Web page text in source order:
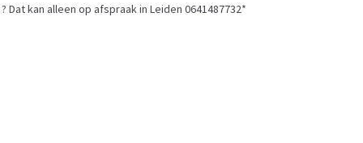
kan alleen op afspraak in Leiden 0641487732*